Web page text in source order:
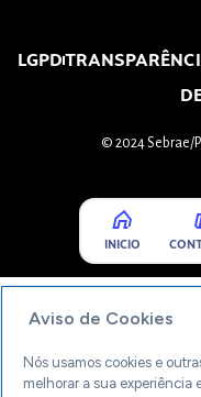
LGPD
© 2024 Sebrae/
INICIO
Aviso de Cookies
Nós usamos cookies e
melhorar a sua experiência